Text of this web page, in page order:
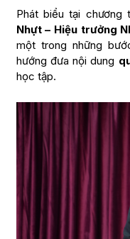
Phát biểu tại chương
Nhựt – Hiệu trưởng
một trong những
hướng đưa nội dung
học tập.